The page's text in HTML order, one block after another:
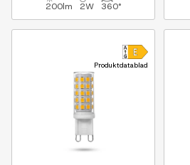
200lm 2W 360°
Produktdatablad